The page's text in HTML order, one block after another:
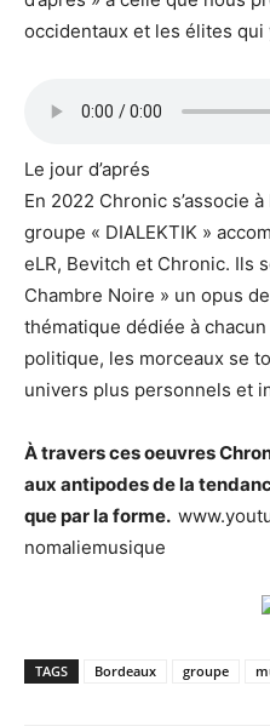
occidentaux et les élites qui
Le jour d’aprés
En 2022 Chronic s’associe
groupe « DIALEKTIK »
eLR, Bevitch et Chronic. Ils
Chambre Noire » un opus
thématique dédiée à
politique, les morceaux se
univers plus personnels et
À travers ces oeuvres
aux antipodes de la
que par la forme.
nomaliemusique
TAGS Bordeaux groupe